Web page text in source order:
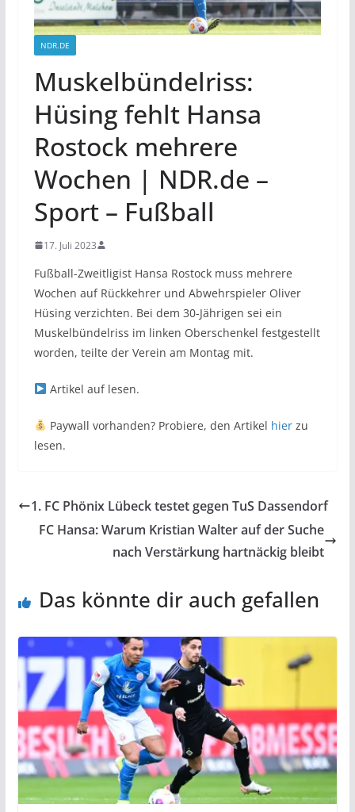
NDR.DE
Muskelbündelriss:
Hüsing fehlt Hansa
Rostock mehrere
Wochen | NDR.de –
Sport – Fußball
17. Juli 2023
Fußball-Zweitligist Hansa Rostock muss mehrere
Wochen auf Rückkehrer und Abwehrspieler Oliver
Hüsing verzichten. Bei dem 30-Jährigen sei ein
Muskelbündelriss im linken Oberschenkel festgestellt
worden, teilte der Verein am Montag mit.
Artikel auf lesen.
Paywall vorhanden? Probiere, den Artikel hierzu
lesen.
1. FC Phönix Lübeck testet gegen TuS Dassendorf
FC Hansa: Warum Kristian Walter auf der Suche
nach Verstärkung hartnäckig bleibt
Das könnte dir auch gefallen